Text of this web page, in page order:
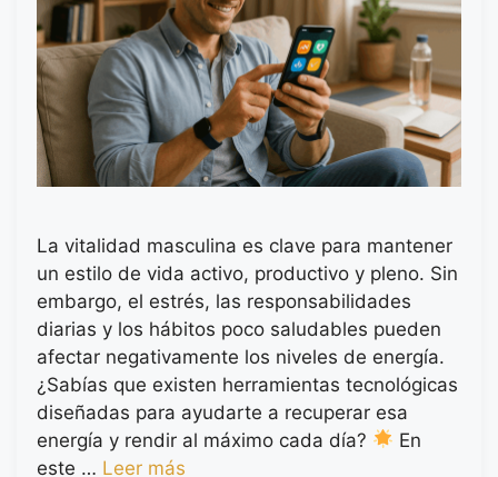
La vitalidad masculina es clave para mantener
un estilo de vida activo, productivo y pleno. Sin
embargo, el estrés, las responsabilidades
diarias y los hábitos poco saludables pueden
afectar negativamente los niveles de energía.
¿Sabías que existen herramientas tecnológicas
diseñadas para ayudarte a recuperar esa
energía y rendir al máximo cada día?
En
este … Leer más